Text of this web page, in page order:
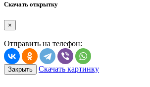
Скачать открытку
×
Отправить на телефон:
Закрыть Скачать картинку